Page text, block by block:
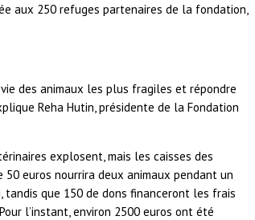
aux 250 refuges partenaires de la fondation,
des animaux les plus fragiles et répondre
Reha Hutin, présidente de la Fondation
explosent, mais les caisses des
euros nourrira deux animaux pendant un
tandis que 150 de dons financeront les frais
l’instant, environ 2500 euros ont été